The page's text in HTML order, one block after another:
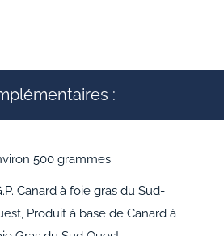
:
500 grammes
Canard à foie gras du Sud-
Produit à base de Canard à